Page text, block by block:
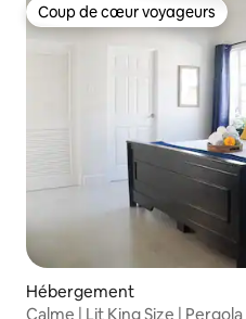
Coup de cœur voyageurs
Coup de cœur voyageurs
Hébergement
Calme | Lit King Size |